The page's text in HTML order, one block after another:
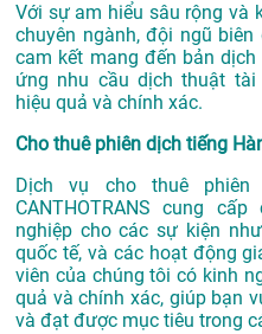
Với sự am hiểu sâu rộng và
chuyên ngành, đội ngũ biên
cam kết mang đến bản
ứng nhu cầu dịch thuật tài
hiệu quả và chính xác.
Cho thuê phiên dịch tiếng
Dịch vụ cho thuê
CANTHOTRANS cung
nghiệp cho các sự kiện
quốc tế, và các hoạt động
viên của chúng tôi có kinh
quả và chính xác, giúp bạn
và đạt được mục tiêu trong